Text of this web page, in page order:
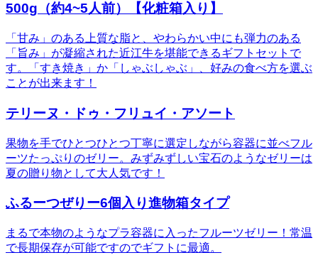
500g（約4~5人前）【化粧箱入り】
「甘み」のある上質な脂と、やわらかい中にも弾力のある
「旨み」が凝縮された近江牛を堪能できるギフトセットで
す。「すき焼き」か「しゃぶしゃぶ」、好みの食べ方を選ぶ
ことが出来ます！
テリーヌ・ドゥ・フリュイ・アソート
果物を手でひとつひとつ丁寧に選定しながら容器に並べフル
ーツたっぷりのゼリー。みずみずしい宝石のようなゼリーは
夏の贈り物として大人気です！
ふるーつぜりー6個入り進物箱タイプ
まるで本物のようなプラ容器に入ったフルーツゼリー！常温
で長期保存が可能ですのでギフトに最適。